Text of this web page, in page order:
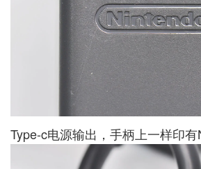
Type-c电源输出，手柄上一样印有